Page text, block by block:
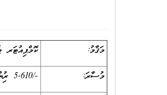
މަޤާމު:
މުސާރަ:
-/5,610 ރުފިޔާ